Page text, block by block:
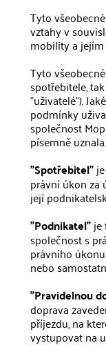
Tyto
vztahy v
mobility a
Tyto
spotřebitele,
"uživatelé").
podmínky
společnost
písemně uznala.
"Spotřebitel"
právní úkon za
její
"Podnikatel"je
společnost s
právního
nebo
"Pravidelnou
doprava
příjezdu, na
vystupovat na